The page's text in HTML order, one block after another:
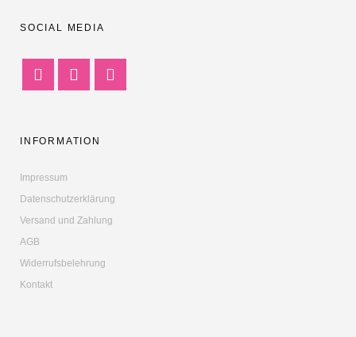
SOCIAL MEDIA
INFORMATION
Impressum
Datenschutzerklärung
Versand und Zahlung
AGB
Widerrufsbelehrung
Kontakt